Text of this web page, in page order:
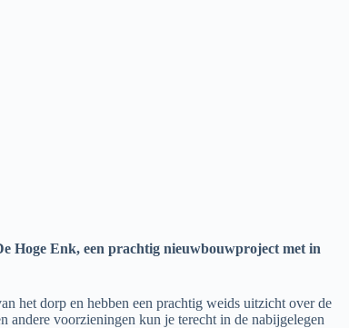
Hoge Enk, een prachtig nieuwbouwproject met in
het dorp en hebben een prachtig weids uitzicht over de
andere voorzieningen kun je terecht in de nabijgelegen